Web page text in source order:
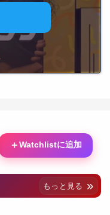
＋Watchlistに追加
もっと見る